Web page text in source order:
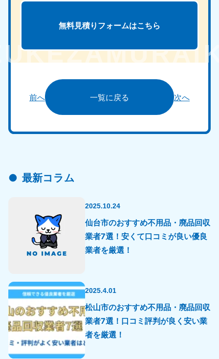
無料見積りフォームはこちら
前へ 一覧に戻る 次へ
最新コラム
2025.10.24
仙台市のおすすめ不用品・廃品回収
業者7選！安くて口コミが良い優良
業者を厳選！
2025.4.01
松山市のおすすめ不用品・廃品回収
業者7選！口コミ評判が良く安い業
者を厳選！